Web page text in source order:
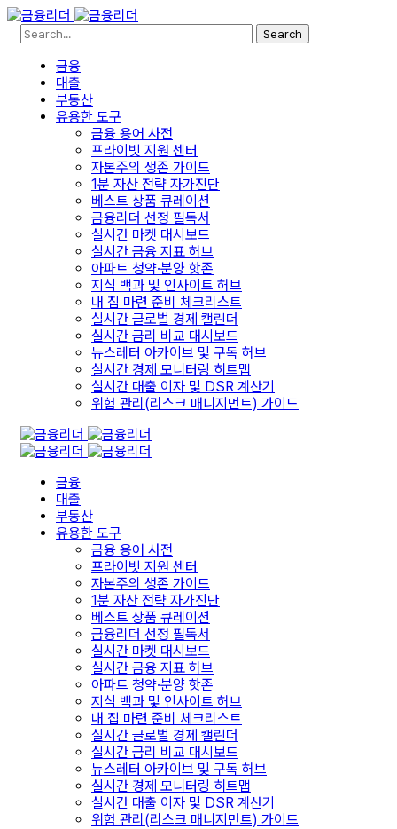
Search
금융
대출
부동산
유용한 도구
금융 용어 사전
프라이빗 지원 센터
자본주의 생존 가이드
1분 자산 전략 자가진단
베스트 상품 큐레이션
금융리더 선정 필독서
실시간 마켓 대시보드
실시간 금융 지표 허브
아파트 청약·분양 핫존
지식 백과 및 인사이트 허브
내 집 마련 준비 체크리스트
실시간 글로벌 경제 캘린더
실시간 금리 비교 대시보드
뉴스레터 아카이브 및 구독 허브
실시간 경제 모니터링 히트맵
실시간 대출 이자 및 DSR 계산기
위험 관리(리스크 매니지먼트) 가이드
금융
대출
부동산
유용한 도구
금융 용어 사전
프라이빗 지원 센터
자본주의 생존 가이드
1분 자산 전략 자가진단
베스트 상품 큐레이션
금융리더 선정 필독서
실시간 마켓 대시보드
실시간 금융 지표 허브
아파트 청약·분양 핫존
지식 백과 및 인사이트 허브
내 집 마련 준비 체크리스트
실시간 글로벌 경제 캘린더
실시간 금리 비교 대시보드
뉴스레터 아카이브 및 구독 허브
실시간 경제 모니터링 히트맵
실시간 대출 이자 및 DSR 계산기
위험 관리(리스크 매니지먼트) 가이드